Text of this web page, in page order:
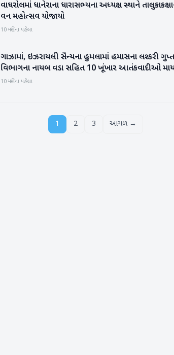
બનાસકાંઠા
વાઘરોલમાં ધાનેરાના ધારાસભ્યના અધ્યક્ષ સ્થાને
વન મહોત્સવ યોજાયો
10 મહિના પહેલા
આંતરરાષ્ટ્રીય
ગાઝામાં, ઇઝરાયલી સૈન્યના હુમલામાં હમાસના લશ્કરી
વિભાગના નાયબ વડા સહિત 10 ખૂંખાર આતંકવાદીઓ
ગયા
10 મહિના પહેલા
1 2 3 આગળ →